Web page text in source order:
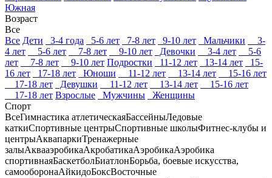
Южная
Возраст
Все
Все Дети 3-4 года 5-6 лет 7-8 лет 9-10 лет Мальчики
3-
4 лет
5-6 лет 7-8 лет 9-10 лет Девочки 3-4 лет
5-6
лет
7-8 лет 9-10 лет Подростки 11-12 лет 13-14 лет
15-
16 лет
17-18 лет Юноши 11-12 лет 13-14 лет
15-16 лет
17-18 лет
Девушки 11-12 лет 13-14 лет
15-16 лет
17-18 лет Взрослые Мужчины
Женщины
Спорт
ВсеГимнастика атлетическаяБассейныЛедовые
каткиСпортивные центрыСпортивные школыФитнес-клубы и
центрыАквапаркиТренажерные
залыАквааэробикаАкробатикаАэробикаАэробика
спортивнаяБаскетболБиатлонБорьба, боевые искусства,
самооборонаАйкидоБоксВосточные